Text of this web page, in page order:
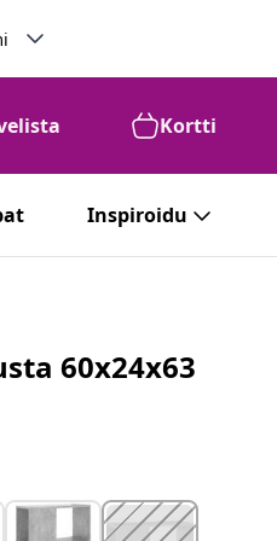
Kortti
Inspiroidu
60x24x63